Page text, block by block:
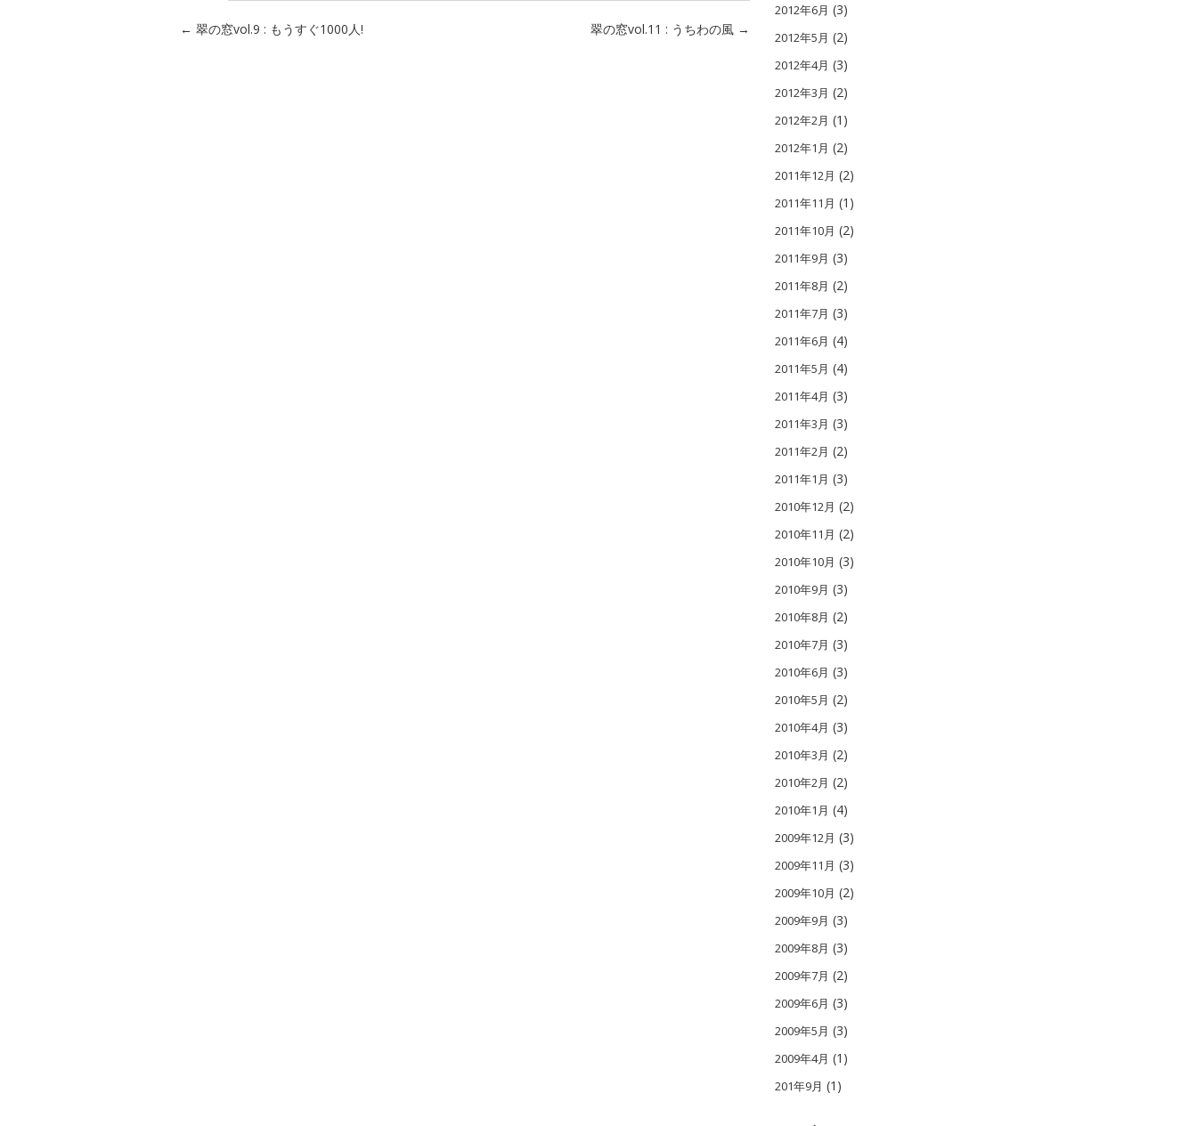
Post navigation
← 翠の窓vol.9 : もうすぐ1000人! 翠の窓vol.11 : うちわの風 →
2012年6月 (3)
2012年5月 (2)
2012年4月 (3)
2012年3月 (2)
2012年2月 (1)
2012年1月 (2)
2011年12月 (2)
2011年11月 (1)
2011年10月 (2)
2011年9月 (3)
2011年8月 (2)
2011年7月 (3)
2011年6月 (4)
2011年5月 (4)
2011年4月 (3)
2011年3月 (3)
2011年2月 (2)
2011年1月 (3)
2010年12月 (2)
2010年11月 (2)
2010年10月 (3)
2010年9月 (3)
2010年8月 (2)
2010年7月 (3)
2010年6月 (3)
2010年5月 (2)
2010年4月 (3)
2010年3月 (2)
2010年2月 (2)
2010年1月 (4)
2009年12月 (3)
2009年11月 (3)
2009年10月 (2)
2009年9月 (3)
2009年8月 (3)
2009年7月 (2)
2009年6月 (3)
2009年5月 (3)
2009年4月 (1)
201年9月 (1)